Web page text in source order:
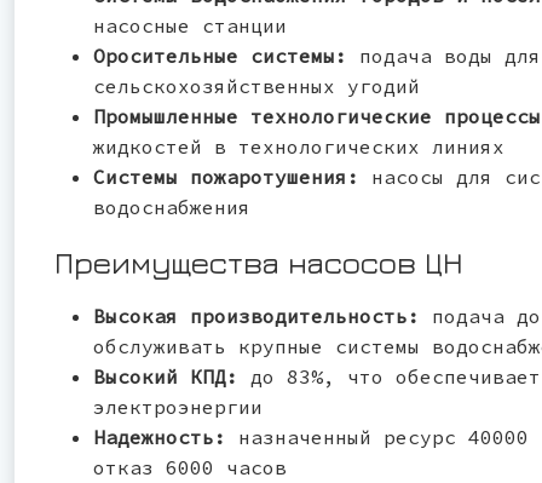
насосные станции
Оросительные системы: подача воды
сельскохозяйственных угодий
Промышленные технологические
жидкостей в технологических линиях
Системы пожаротушения: насосы для
водоснабжения
Преимущества насосов ЦН
Высокая производительность: подача
обслуживать крупные системы
Высокий КПД: до 83%, что
электроэнергии
Надежность: назначенный ресурс
отказ 6000 часов